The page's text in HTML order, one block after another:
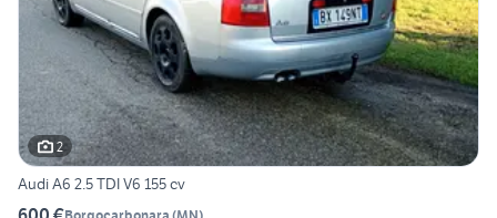
2
Audi A6 2.5 TDI V6 155 cv